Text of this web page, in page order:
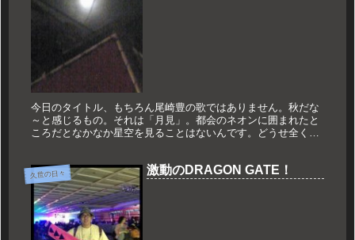
今日のタイトル、もちろん尾崎豊の歌ではありません。秋だな
～と感じるもの。それは「月見」。都会のネオンに囲まれたと
ころだとなかなか星空を見ることはないんです。どうせ全く見
久世の日々 激動のDRAGON GATE！